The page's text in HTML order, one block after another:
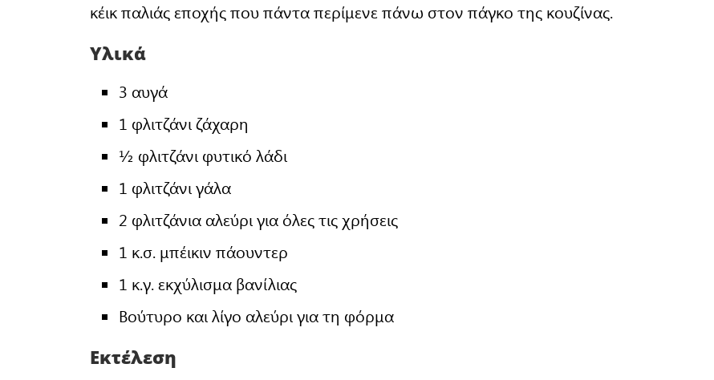
κέικ παλιάς εποχής που πάντα περίμενε πάνω στον πάγκο της κουζίνας.
Υλικά
3 αυγά
1 φλιτζάνι ζάχαρη
½ φλιτζάνι φυτικό λάδι
1 φλιτζάνι γάλα
2 φλιτζάνια αλεύρι για όλες τις χρήσεις
1 κ.σ. μπέικιν πάουντερ
1 κ.γ. εκχύλισμα βανίλιας
Βούτυρο και λίγο αλεύρι για τη φόρμα
Εκτέλεση